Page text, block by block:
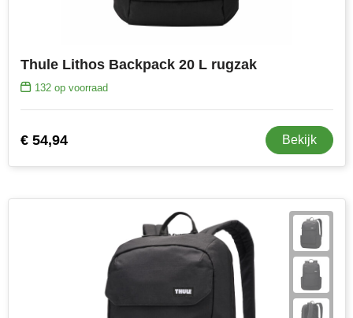
Thule Lithos Backpack 20 L rugzak
132op voorraad
€ 54,94 Bekijk